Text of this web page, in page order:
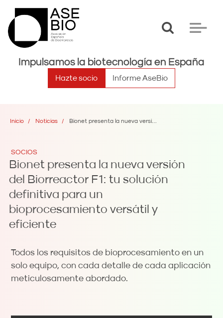
Toggle
Toggle
Impulsamos la biotecnología en España
Hazte socio Informe AseBio
Inicio Noticias Bionet presenta la nueva versión del Biorreactor F1: tu solución definitiva para un bioprocesamiento versátil y eficiente
SOCIOS
Bionet presenta la nueva versión
del Biorreactor F1: tu solución
definitiva para un
bioprocesamiento versátil y
eficiente
Todos los requisitos de bioprocesamiento en un
solo equipo, con cada detalle de cada aplicación
meticulosamente abordado.